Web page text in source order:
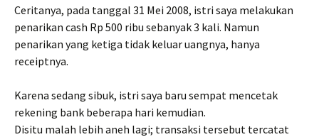
Ceritanya, pada tanggal 31 Mei 2008, istri saya melakukan
penarikan cash Rp 500 ribu sebanyak 3 kali. Namun
penarikan yang ketiga tidak keluar uangnya, hanya
receiptnya.
Karena sedang sibuk, istri saya baru sempat mencetak
rekening bank beberapa hari kemudian.
Disitu malah lebih aneh lagi; transaksi tersebut tercatat